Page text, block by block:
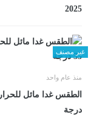
2025
غير مصنف
منذ عام واحد
درجة